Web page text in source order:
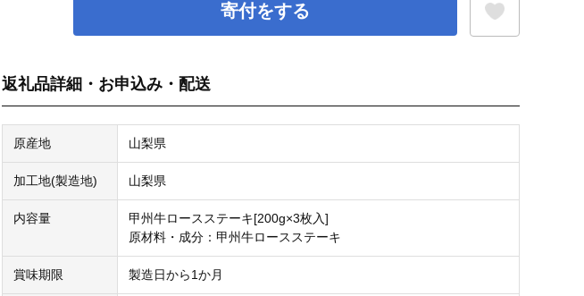
寄付をする
返礼品詳細・お申込み・配送
原産地 山梨県
加工地(製造地) 山梨県
内容量
甲州牛ロースステーキ[200g×3枚入]
原材料・成分：甲州牛ロースステーキ
賞味期限 製造日から1か月